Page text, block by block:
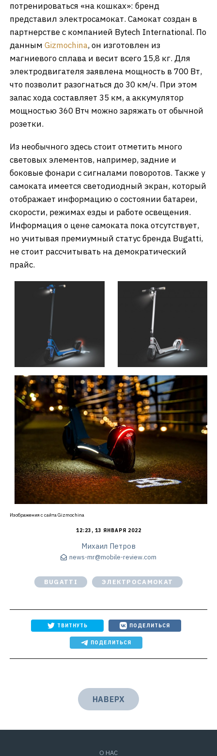
потренироваться «на кошках»: бренд
представил электросамокат. Самокат создан в
партнерстве с компанией Bytech International. По
данным Gizmochina, он изготовлен из
магниевого сплава и весит всего 15,8 кг. Для
электродвигателя заявлена мощность в 700 Вт,
что позволит разогнаться до 30 км/ч. При этом
запас хода составляет 35 км, а аккумулятор
мощностью 360 Втч можно заряжать от обычной
розетки.
Из необычного здесь стоит отметить много
световых элементов, например, задние и
боковые фонари с сигналами поворотов. Также у
самоката имеется светодиодный экран, который
отображает информацию о состоянии батареи,
скорости, режимах езды и работе освещения.
Информация о цене самоката пока отсутствует,
но учитывая премиумный статус бренда Bugatti,
не стоит рассчитывать на демократический
прайс.
Изображения с сайта Gizmochina
12:23, 13 ЯНВАРЯ 2022
Михаил Петров
news-mr@mobile-review.com
BUGATTI ЭЛЕКТРОСАМОКАТ
ТВИТНУТЬ ПОДЕЛИТЬСЯ
ПОДЕЛИТЬСЯ
НАВЕРХ
О НАС